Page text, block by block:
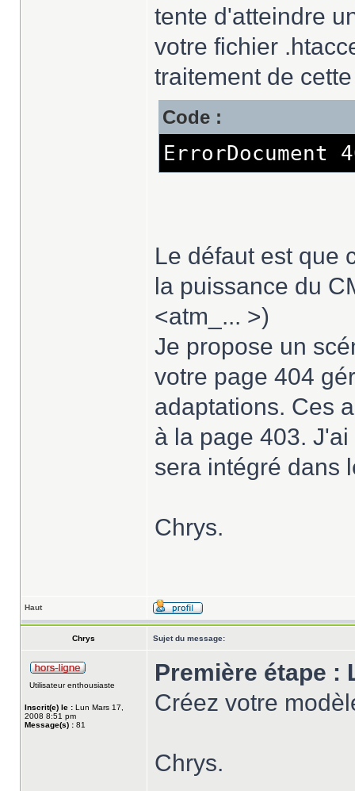
tente d'atteindre
votre fichier
traitement de
Code :
ErrorDocument
Le défaut est que
la puissance du
<atm_... >)
Je propose un
votre page 404
adaptations. Ces
à la page 403.
sera intégré dans
Chrys.
Haut
Chrys Sujet du message:
Utilisateur enthousiaste
Inscrit(e) le : Lun Mars 17,
2008 8:51 pm
Message(s) : 81
Première étape :
Créez votre
Chrys.